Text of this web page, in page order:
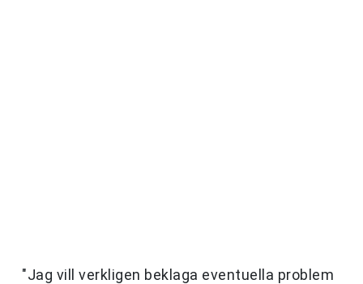
"Jag vill verkligen beklaga eventuella problem